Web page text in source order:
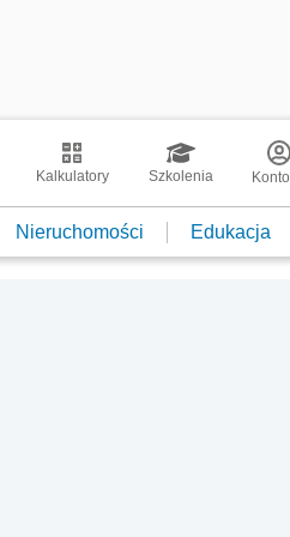
Kalkulatory Szkolenia Konto
Nieruchomości Edukacja